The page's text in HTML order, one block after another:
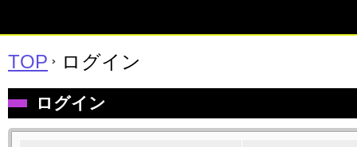
TOP ログイン
ログイン